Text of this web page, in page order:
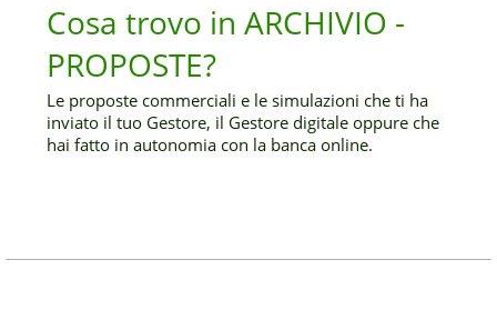
Cosa trovo in ARCHIVIO -
PROPOSTE?
Le proposte commerciali e le simulazioni che ti ha
inviato il tuo Gestore, il Gestore digitale oppure che
hai fatto in autonomia con la banca online.